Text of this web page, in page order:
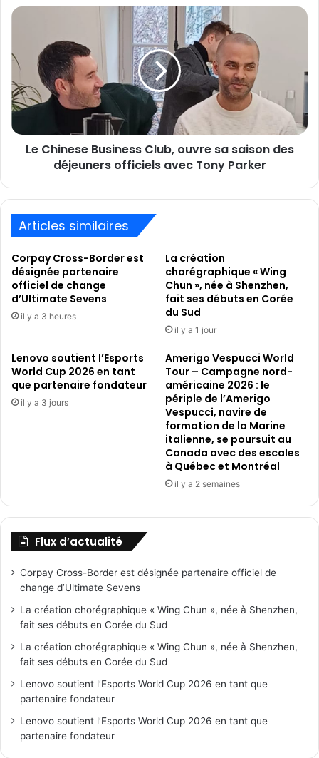
Le
Business
Club,
ouvre
sa
saison
déjeuners
officiels
Le Chinese Business Club, ouvre sa saison des
déjeuners officiels avec Tony Parker
Articles similaires
Corpay Cross-Border est
désignée partenaire
officiel de change
d’Ultimate Sevens
il y a 3 heures
La création
chorégraphique « Wing
Chun », née à Shenzhen,
fait ses débuts en Corée
du Sud
il y a 1 jour
Lenovo soutient l’Esports
World Cup 2026 en tant
que partenaire fondateur
il y a 3 jours
Amerigo Vespucci World
Tour – Campagne nord-
américaine 2026 : le
périple de l’Amerigo
Vespucci, navire de
formation de la Marine
italienne, se poursuit au
Canada avec des escales
à Québec et Montréal
il y a 2 semaines
Flux d’actualité
Corpay Cross-Border est désignée partenaire officiel de
change d’Ultimate Sevens
La création chorégraphique « Wing Chun », née à Shenzhen,
fait ses débuts en Corée du Sud
La création chorégraphique « Wing Chun », née à Shenzhen,
fait ses débuts en Corée du Sud
Lenovo soutient l’Esports World Cup 2026 en tant que
partenaire fondateur
Lenovo soutient l’Esports World Cup 2026 en tant que
partenaire fondateur